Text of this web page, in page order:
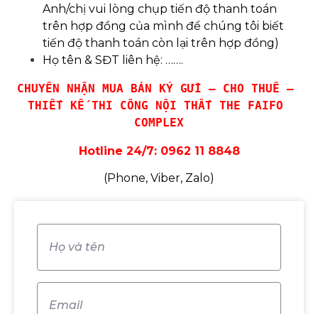
Anh/chị vui lòng chụp tiến độ thanh toán
trên hợp đồng của mình để chúng tôi biết
tiến độ thanh toán còn lại trên hợp đồng)
Họ tên & SĐT liên hệ: …….
CHUYÊN NHẬN MUA BÁN KÝ GỬI – CHO THUÊ –
THIẾT KẾ THI CÔNG NỘI THẤT THE FAIFO
COMPLEX
Hotline 24/7: 0962 11 8848
(Phone, Viber, Zalo)
và